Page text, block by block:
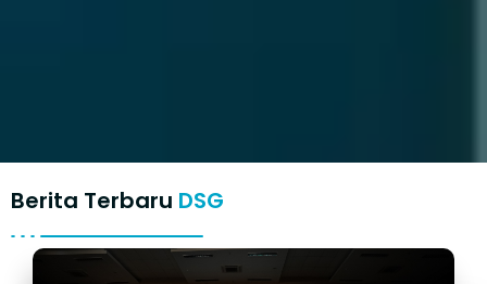
Berita Terbaru DSG